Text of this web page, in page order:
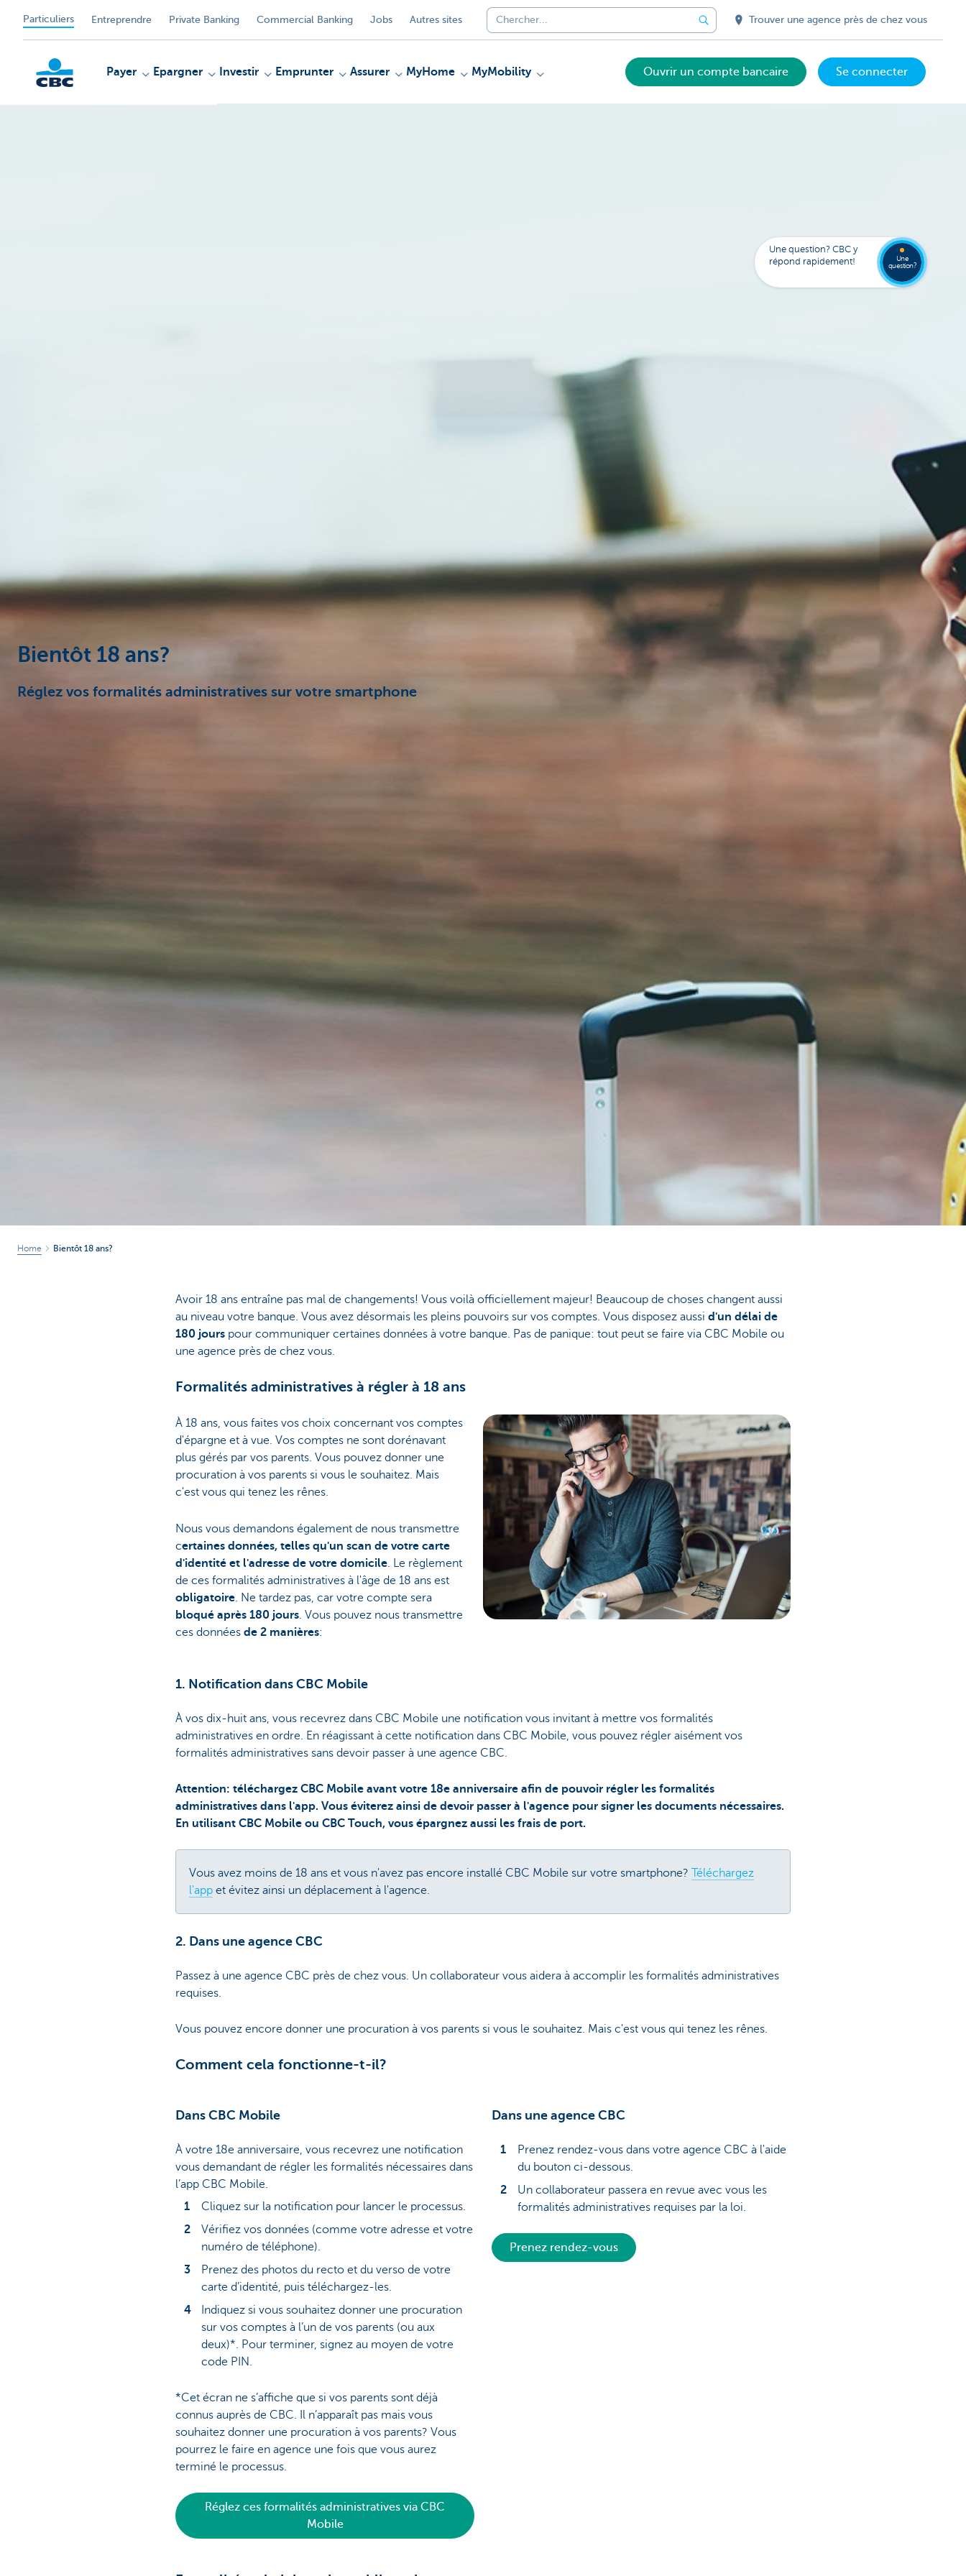
Particuliers Entreprendre Private Banking Commercial Banking Jobs Autres sites Trouver une agence près de chez vous
Payer Epargner Investir Emprunter Assurer MyHome MyMobility Ouvrir un compte bancaire Se connecter
Bientôt 18 ans?
Réglez vos formalités administratives sur votre smartphone
Home Bientôt 18 ans?
Avoir 18 ans entraîne pas mal de changements! Vous voilà officiellement majeur! Beaucoup de choses changent aussi
au niveau votre banque. Vous avez désormais les pleins pouvoirs sur vos comptes. Vous disposez aussi d'un délai de
180 jours pour communiquer certaines données à votre banque. Pas de panique: tout peut se faire via CBC Mobile ou
une agence près de chez vous.
Formalités administratives à régler à 18 ans
À 18 ans, vous faites vos choix concernant vos comptes
d'épargne et à vue. Vos comptes ne sont dorénavant
plus gérés par vos parents. Vous pouvez donner une
procuration à vos parents si vous le souhaitez. Mais
c'est vous qui tenez les rênes.
Nous vous demandons également de nous transmettre
certaines données, telles qu'un scan de votre carte
d'identité et l'adresse de votre domicile . Le règlement
de ces formalités administratives à l'âge de 18 ans est
obligatoire . Ne tardez pas, car votre compte sera
bloqué après 180 jours . Vous pouvez nous transmettre
ces données de 2 manières:
1. Notification dans CBC Mobile
À vos dix-huit ans, vous recevrez dans CBC Mobile une notification vous invitant à mettre vos formalités
administratives en ordre. En réagissant à cette notification dans CBC Mobile, vous pouvez régler aisément vos
formalités administratives sans devoir passer à une agence CBC.
Attention: téléchargez CBC Mobile avant votre 18e anniversaire afin de pouvoir régler les formalités
administratives dans l'app. Vous éviterez ainsi de devoir passer à l'agence pour signer les documents nécessaires.
En utilisant CBC Mobile ou CBC Touch, vous épargnez aussi les frais de port.
Vous avez moins de 18 ans et vous n'avez pas encore installé CBC Mobile sur votre smartphone? Téléchargez
l'app et évitez ainsi un déplacement à l'agence.
2. Dans une agence CBC
Passez à une agence CBC près de chez vous. Un collaborateur vous aidera à accomplir les formalités administratives
requises.
Vous pouvez encore donner une procuration à vos parents si vous le souhaitez. Mais c'est vous qui tenez les rênes.
Comment cela fonctionne-t-il?
Dans CBC Mobile
À votre 18e anniversaire, vous recevrez une notification
vous demandant de régler les formalités nécessaires dans
l’app CBC Mobile.
Cliquez sur la notification pour lancer le processus.
Vérifiez vos données (comme votre adresse et votre
numéro de téléphone).
Prenez des photos du recto et du verso de votre
carte d’identité, puis téléchargez-les.
Indiquez si vous souhaitez donner une procuration
sur vos comptes à l’un de vos parents (ou aux
deux)*. Pour terminer, signez au moyen de votre
code PIN.
*Cet écran ne s’affiche que si vos parents sont déjà
connus auprès de CBC. Il n’apparaît pas mais vous
souhaitez donner une procuration à vos parents? Vous
pourrez le faire en agence une fois que vous aurez
terminé le processus.
Réglez ces formalités administratives via CBC
Mobile
Dans une agence CBC
Prenez rendez-vous dans votre agence CBC à l'aide
du bouton ci-dessous.
Un collaborateur passera en revue avec vous les
formalités administratives requises par la loi.
Prenez rendez-vous
Une question? CBC y
répond rapidement!
Une
question?